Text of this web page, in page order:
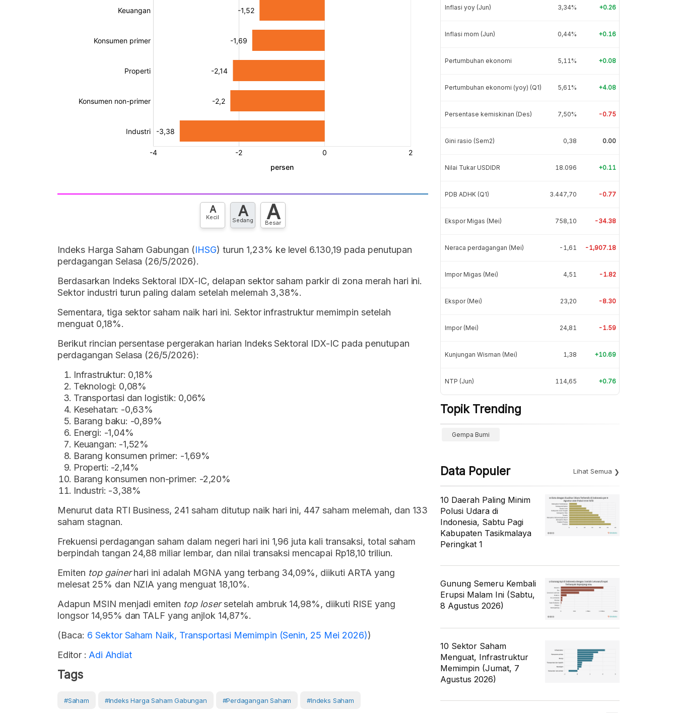
A
Kecil A
Sedang A
Besar
Indeks Harga Saham Gabungan (IHSG) turun 1,23% ke level 6.130,19 pada penutupan
perdagangan Selasa (26/5/2026).
Berdasarkan Indeks Sektoral IDX-IC, delapan sektor saham parkir di zona merah hari ini.
Sektor industri turun paling dalam setelah melemah 3,38%.
Sementara, tiga sektor saham naik hari ini. Sektor infrastruktur memimpin setelah
menguat 0,18%.
Berikut rincian persentase pergerakan harian Indeks Sektoral IDX-IC pada penutupan
perdagangan Selasa (26/5/2026):
Infrastruktur: 0,18%
Teknologi: 0,08%
Transportasi dan logistik: 0,06%
Kesehatan: -0,63%
Barang baku: -0,89%
Energi: -1,04%
Keuangan: -1,52%
Barang konsumen primer: -1,69%
Properti: -2,14%
Barang konsumen non-primer: -2,20%
Industri: -3,38%
Menurut data RTI Business, 241 saham ditutup naik hari ini, 447 saham melemah, dan 133
saham stagnan.
Frekuensi perdagangan saham dalam negeri hari ini 1,96 juta kali transaksi, total saham
berpindah tangan 24,88 miliar lembar, dan nilai transaksi mencapai Rp18,10 triliun.
Emiten top gainerhari ini adalah MGNA yang terbang 34,09%, diikuti ARTA yang
melesat 25% dan NZIA yang menguat 18,10%.
Adapun MSIN menjadi emiten top losersetelah ambruk 14,98%, diikuti RISE yang
longsor 14,95% dan TALF yang anjlok 14,87%.
(Baca: 6 Sektor Saham Naik, Transportasi Memimpin (Senin, 25 Mei 2026))
Editor : Adi Ahdiat
Tags
#Saham #Indeks Harga Saham Gabungan #Perdagangan Saham #Indeks Saham
Inflasi yoy (Jun) 3,34% +0.26
Inflasi mom (Jun) 0,44% +0.16
Pertumbuhan ekonomi 5,11% +0.08
Pertumbuhan ekonomi (yoy) (Q1) 5,61% +4.08
Persentase kemiskinan (Des) 7,50% -0.75
Gini rasio (Sem2) 0,38 0.00
Nilai Tukar USDIDR 18.096 +0.11
PDB ADHK (Q1) 3.447,70 -0.77
Ekspor Migas (Mei) 758,10 -34.38
Neraca perdagangan (Mei) -1,61 -1,907.18
Impor Migas (Mei) 4,51 -1.82
Ekspor (Mei) 23,20 -8.30
Impor (Mei) 24,81 -1.59
Kunjungan Wisman (Mei) 1,38 +10.69
NTP (Jun) 114,65 +0.76
Topik Trending
Gempa Bumi
Data Populer Lihat Semua
10 Daerah Paling Minim
Polusi Udara di
Indonesia, Sabtu Pagi
Kabupaten Tasikmalaya
Peringkat 1
Gunung Semeru Kembali
Erupsi Malam Ini (Sabtu,
8 Agustus 2026)
10 Sektor Saham
Menguat, Infrastruktur
Memimpin (Jumat, 7
Agustus 2026)